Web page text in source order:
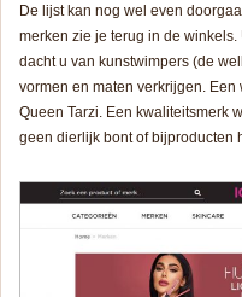
De lijst kan nog wel even
merken zie je terug in de
dacht u van kunstwimpers (de
vormen en maten verkrijgen.
Queen Tarzi. Een kwaliteitsmerk
geen dierlijk bont of bijproducten